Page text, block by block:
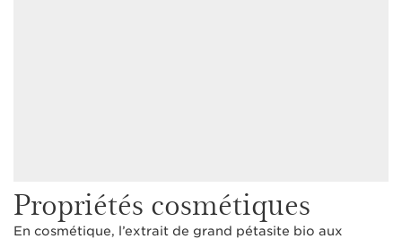
Propriétés cosmétiques
En cosmétique, l’extrait de grand pétasite bio aux